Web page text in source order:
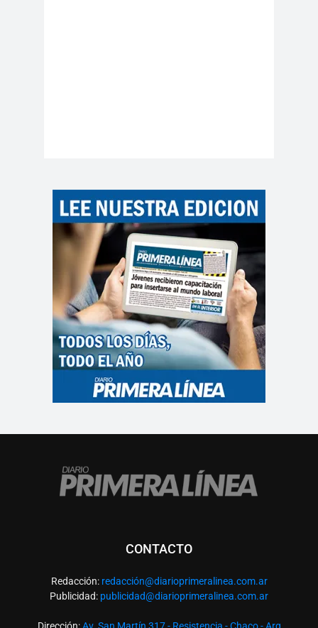
CONTACTO
Redacción: redacción@diarioprimeralinea.com.ar
Publicidad: publicidad@diarioprimeralinea.com.ar